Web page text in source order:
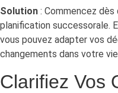
Solution : Commencez
planification successorale.
vous pouvez adapter vos
changements dans votre
Clarifiez Vos